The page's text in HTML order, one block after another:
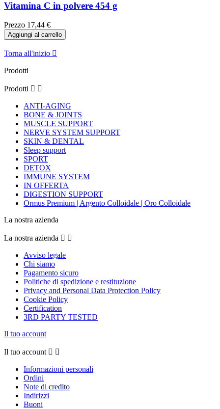
Vitamina C in polvere 454 g
Prezzo 17,44 €
Aggiungi al carrello
Torna all'inizio 
Prodotti
Prodotti  
ANTI-AGING
BONE & JOINTS
MUSCLE SUPPORT
NERVE SYSTEM SUPPORT
SKIN & DENTAL
Sleep support
SPORT
DETOX
IMMUNE SYSTEM
IN OFFERTA
DIGESTION SUPPORT
Ormus Premium | Argento Colloidale | Oro Colloidale
La nostra azienda
La nostra azienda  
Avviso legale
Chi siamo
Pagamento sicuro
Politiche di spedizione e restituzione
Privacy and Personal Data Protection Policy
Cookie Policy
Certification
3RD PARTY TESTED
Il tuo account
Il tuo account  
Informazioni personali
Ordini
Note di credito
Indirizzi
Buoni